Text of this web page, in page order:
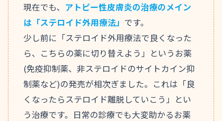
現在でも、 アトピー性皮膚炎の治療のメイン
は「ステロイド外用療法」 です。
少し前に「ステロイド外用療法で良くなった
ら、こちらの薬に切り替えよう」というお薬
(免疫抑制薬、非ステロイドのサイトカイン抑
制薬など)の発売が相次ぎました。これは「良
くなったらステロイド離脱していこう」とい
う治療です。日常の診療でも大変助かるお薬